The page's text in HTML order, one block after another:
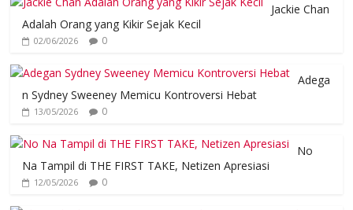
Jackie Chan
Adalah Orang yang Kikir Sejak Kecil
02/06/2026 0
Adega
n Sydney Sweeney Memicu Kontroversi Hebat
13/05/2026 0
No
Na Tampil di THE FIRST TAKE, Netizen Apresiasi
12/05/2026 0